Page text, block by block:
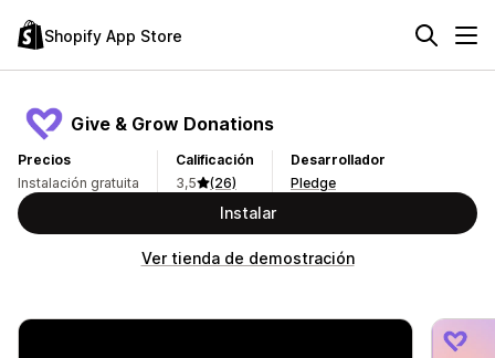
Shopify App Store
Give & Grow Donations
Precios
Instalación gratuita
Calificación
3,5
(26)
Desarrollador
Pledge
Instalar
Ver tienda de demostración